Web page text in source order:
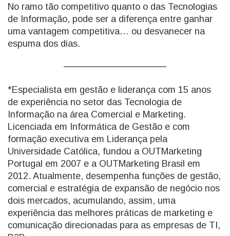
No ramo tão competitivo quanto o das Tecnologias
de Informação, pode ser a diferença entre ganhar
uma vantagem competitiva… ou desvanecer na
espuma dos dias.
*Especialista em gestão e liderança com 15 anos
de experiência no setor das Tecnologia de
Informação na área Comercial e Marketing.
Licenciada em Informática de Gestão e com
formação executiva em Liderança pela
Universidade Católica, fundou a OUTMarketing
Portugal em 2007 e a OUTMarketing Brasil em
2012. Atualmente, desempenha funções de gestão,
comercial e estratégia de expansão de negócio nos
dois mercados, acumulando, assim, uma
experiência das melhores práticas de marketing e
comunicação direcionadas para as empresas de TI,